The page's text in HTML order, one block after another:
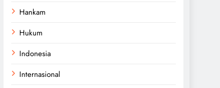
Hankam
Hukum
Indonesia
Internasional